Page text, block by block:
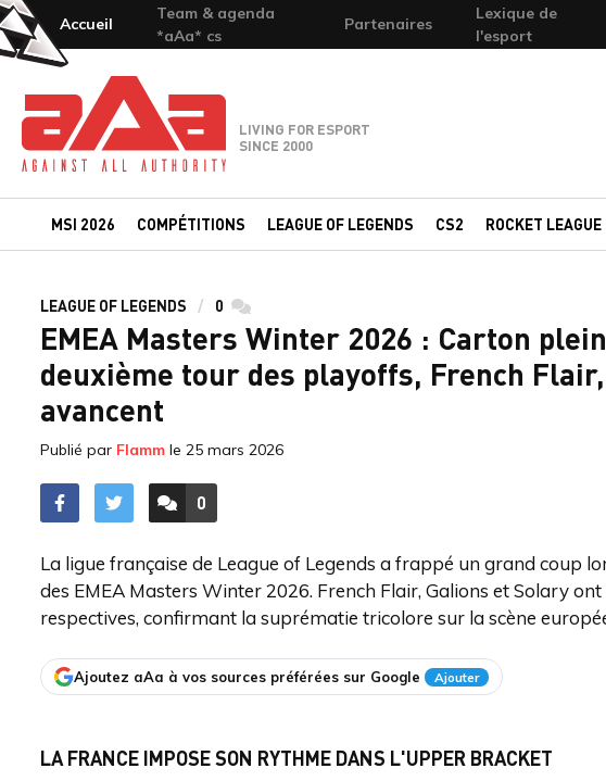
Accueil
Team & agenda
*aAa* cs
Partenaires
Lexique de
l'esport
Team-aAa - against All authority
LIVING FOR ESPORT
SINCE 2000
MSI 2026 COMPÉTITIONS LEAGUE OF LEGENDS CS2 ROCKET LEAGUE
LEAGUE OF LEGENDS 0 commentaires
EMEA Masters Winter 2026 : Carton
deuxième tour des playoffs, French
avancent
Publié par Flamm le 25 mars 2026
ACCÉDER AUX
0
COMMENTAIRES
La ligue française de League of Legends a frappé un grand coup
des EMEA Masters Winter 2026. French Flair, Galions et Solary
respectives, confirmant la suprématie tricolore sur la scène
Ajoutez aAa à vos sources préférées sur Google Ajouter
LA FRANCE IMPOSE SON RYTHME DANS L'UPPER BRACKET